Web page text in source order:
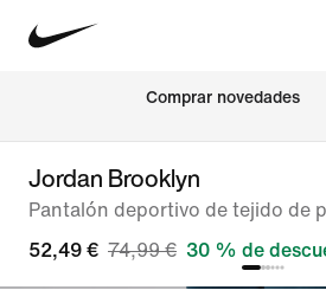
Comprar novedades
Jordan Brooklyn
Pantalón deportivo de tejido de
52,49 € 74,99 € 30 % de